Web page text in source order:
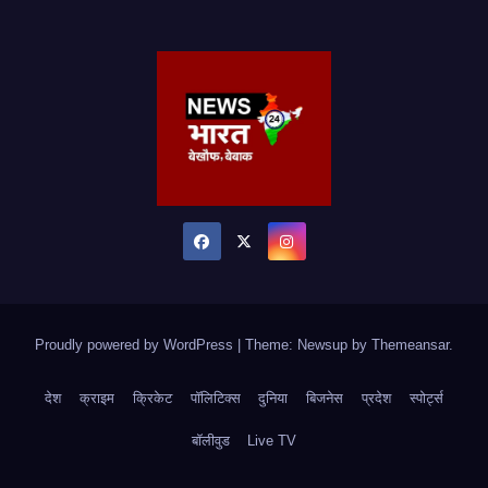
Proudly powered by WordPress Theme: Newsup by Themeansar.
देश क्राइम क्रिकेट पॉलिटिक्स दुनिया बिजनेस प्रदेश स्पोर्ट्स
बॉलीवुड Live TV